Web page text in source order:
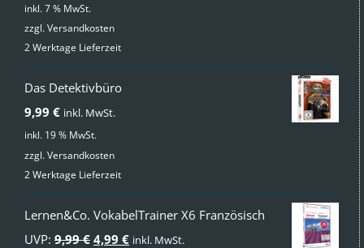
inkl. 7 % MwSt.
zzgl.Versandkosten
2 Werktage Lieferzeit
Das Detektivbüro
9,99 € inkl. MwSt.
inkl. 19 % MwSt.
zzgl.Versandkosten
2 Werktage Lieferzeit
Lernen&Co. VokabelTrainer X6 Französisch
UVP: 9,99€ Ursprünglicher
4,99 €Aktueller
inkl. MwSt.